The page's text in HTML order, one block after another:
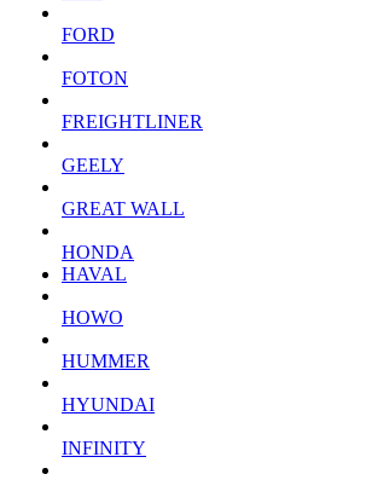
FORD
FOTON
FREIGHTLINER
GEELY
GREAT WALL
HONDA
HAVAL
HOWO
HUMMER
HYUNDAI
INFINITY